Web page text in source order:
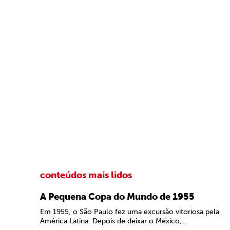
conteúdos mais lidos
A Pequena Copa do Mundo de 1955
Em 1955, o São Paulo fez uma excursão vitoriosa pela
América Latina. Depois de deixar o México,...